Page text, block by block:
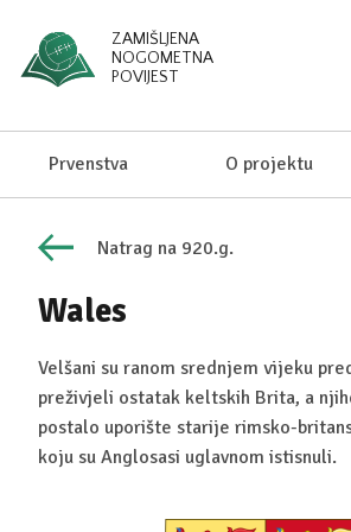
ZAMIŠLJENA
NOGOMETNA
POVIJEST
Prvenstva O projektu
Natrag na 920.g.
Wales
Velšani su ranom srednjem vijeku
preživjeli ostatak keltskih Brita, a
postalo uporište starije rimsko-
koju su Anglosasi uglavnom istisnuli.